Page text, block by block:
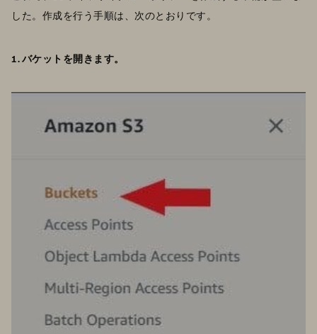
した。作成を行う手順は、次のとおりです。
1. バケットを開きます。